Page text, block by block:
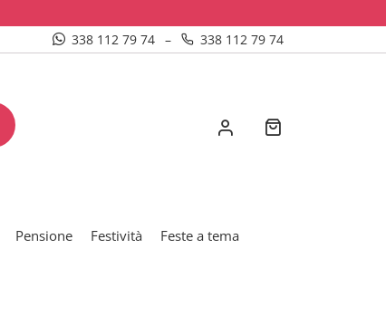
338 112 79 74 – 338 112 79 74
Pensione Festività Feste a tema